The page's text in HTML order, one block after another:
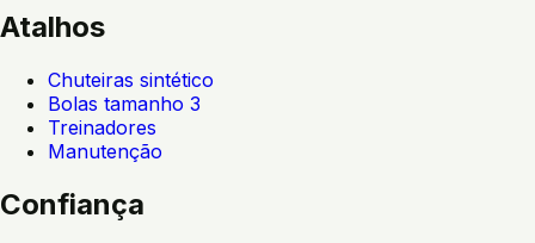
Atalhos
Chuteiras sintético
Bolas tamanho 3
Treinadores
Manutenção
Confiança